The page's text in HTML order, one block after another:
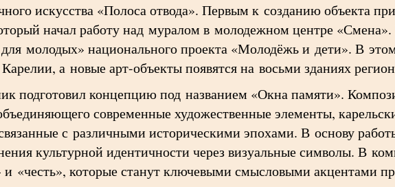
искусства «Полоса отвода». Первым к созданию объекта
начал работу над муралом в молодежном центре
молодых» национального проекта «Молодёжь и дети». В
а новые арт-объекты появятся на восьми зданиях
подготовил концепцию под названием «Окна памяти».
современные художественные элементы,
с различными историческими эпохами. В основу
культурной идентичности через визуальные символы. В
«честь», которые станут ключевыми смысловыми акцентами